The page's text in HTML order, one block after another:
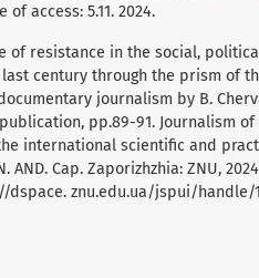
access: 5.11. 2024.
of resistance in the social,
century through the prism of
journalism by B.
pp.89-91. Journalism
international scientific and
AND. Cap. Zaporizhzhia: ZNU,
znu.edu.ua/jspui/handle/